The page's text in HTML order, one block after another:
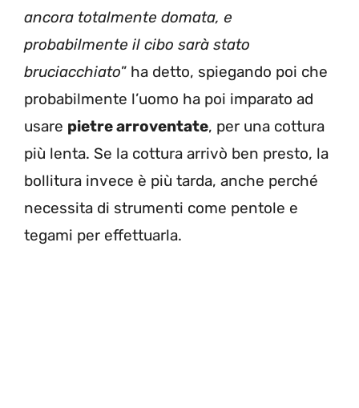
ancora totalmente domata, e
probabilmente il cibo sarà stato
bruciacchiato” ha detto, spiegando poi che
probabilmente l’uomo ha poi imparato ad
usare pietre arroventate, per una cottura
più lenta. Se la cottura arrivò ben presto, la
bollitura invece è più tarda, anche perché
necessita di strumenti come pentole e
tegami per effettuarla.